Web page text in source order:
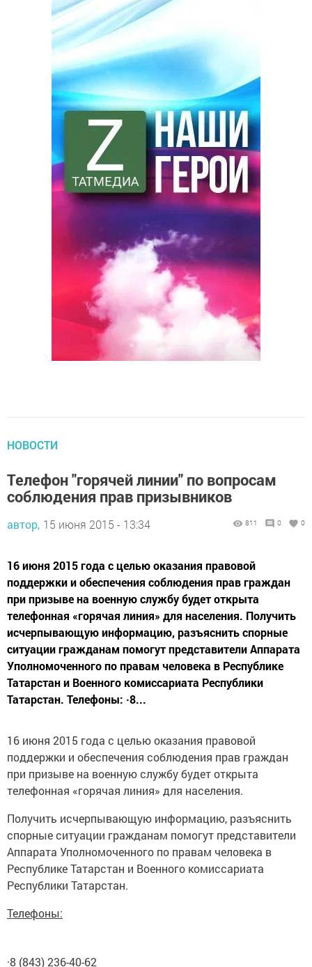
НОВОСТИ
Телефон "горячей линии" по вопросам
соблюдения прав призывников
автор, 15 июня 2015 - 13:34 811 0 0
16 июня 2015 года с целью оказания правовой
поддержки и обеспечения соблюдения прав граждан
при призыве на военную службу будет открыта
телефонная «горячая линия» для населения. Получить
исчерпывающую информацию, разъяснить спорные
ситуации гражданам помогут представители Аппарата
Уполномоченного по правам человека в Республике
Татарстан и Военного комиссариата Республики
Татарстан. Телефоны: ·8...
16 июня 2015 года с целью оказания правовой
поддержки и обеспечения соблюдения прав граждан
при призыве на военную службу будет открыта
телефонная «горячая линия» для населения.
Получить исчерпывающую информацию, разъяснить
спорные ситуации гражданам помогут представители
Аппарата Уполномоченного по правам человека в
Республике Татарстан и Военного комиссариата
Республики Татарстан.
Телефоны:
·8 (843) 236-40-62